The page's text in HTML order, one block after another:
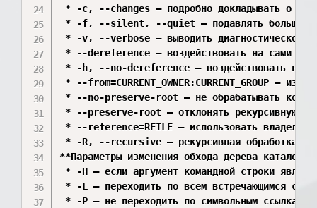
* -c, --changes — подробно докладывать о
* -f, --silent, --quiet — подавлять
* -v, --verbose — выводить диагностическое
* --dereference — воздействовать на сами
* -h, --no-dereference — воздействовать на
* --from=CURRENT_OWNER:CURRENT_GROUP
* --no-preserve-root — не обрабатывать
* --preserve-root — отклонять рекурсивную
* --reference=RFILE — использовать
* -R, --recursive — рекурсивная обработка
**Параметры изменения обхода дерева
* -H — если аргумент командной строки
* -L — переходить по всем встречающимся
* -P — не переходить по символьным ссылкам